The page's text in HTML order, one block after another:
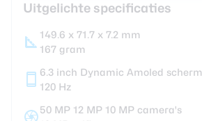
Uitgelichte specificaties
149.6 x 71.7 x 7.2 mm
167 gram
6.3 inch Dynamic Amoled scherm
120 Hz
50 MP 12 MP 10 MP camera's
Over ons